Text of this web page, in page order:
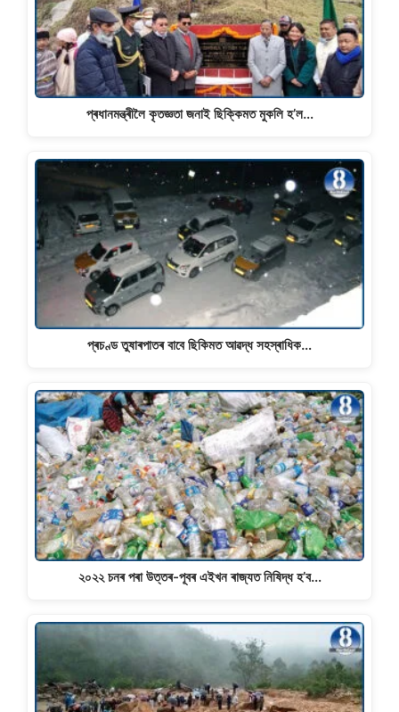
প্ৰধানমন্ত্ৰীলৈ কৃতজ্ঞতা জনাই ছিক্কিমত মুকলি হ’ল…
প্ৰচণ্ড তুষাৰপাতৰ বাবে ছিকিমত আৱদ্ধ সহস্ৰাধিক…
২০২২ চনৰ পৰা উত্তৰ-পূবৰ এইখন ৰাজ্যত নিষিদ্ধ হ’ব…